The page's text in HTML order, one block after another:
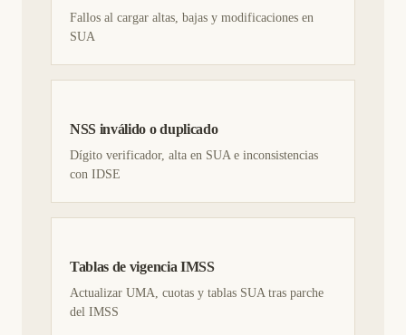
Fallos al cargar altas, bajas y modificaciones en
SUA
NSS inválido o duplicado
Dígito verificador, alta en SUA e inconsistencias
con IDSE
Tablas de vigencia IMSS
Actualizar UMA, cuotas y tablas SUA tras parche
del IMSS